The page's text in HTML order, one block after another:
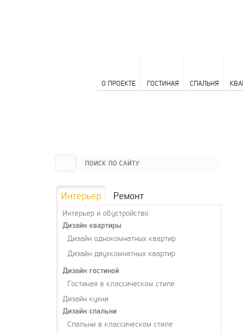
О ПРОЕКТЕ ГОСТИНАЯ СПАЛЬНЯ
Интерьер Ремонт
Интерьер и обустройство
Дизайн квартиры
Дизайн однокомнатных квартир
Дизайн двухкомнатных квартир
Дизайн гостиной
Гостиная в классическом стиле
Дизайн кухни
Дизайн спальни
Спальни в классическом стиле